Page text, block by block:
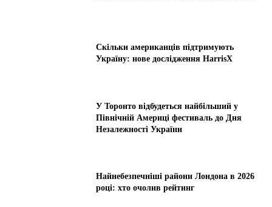
Скільки американців підтримують
Україну: нове дослідження HarrisX
У Торонто відбудеться найбільший у
Північній Америці фестиваль до Дня
Незалежності України
Найнебезпечніші райони Лондона в 2026
році: хто очолив рейтинг